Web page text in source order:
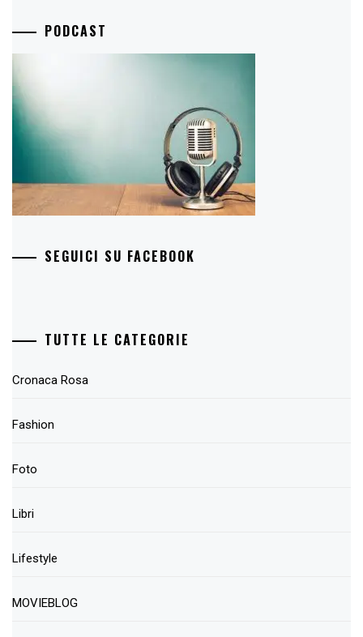
PODCAST
SEGUICI SU FACEBOOK
TUTTE LE CATEGORIE
Cronaca Rosa
Fashion
Foto
Libri
Lifestyle
MOVIEBLOG